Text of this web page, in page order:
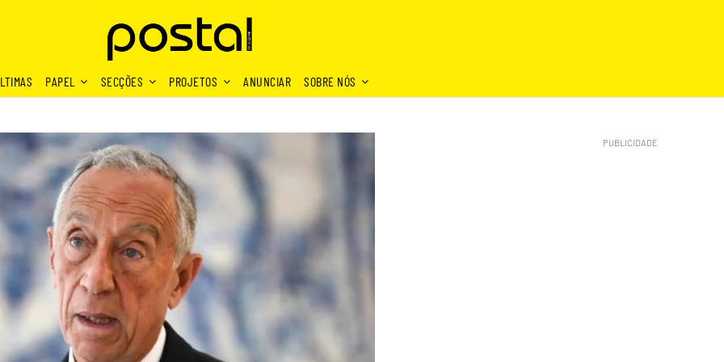
PAPEL SECÇÕES PROJETOS ANUNCIAR SOBRE NÓS